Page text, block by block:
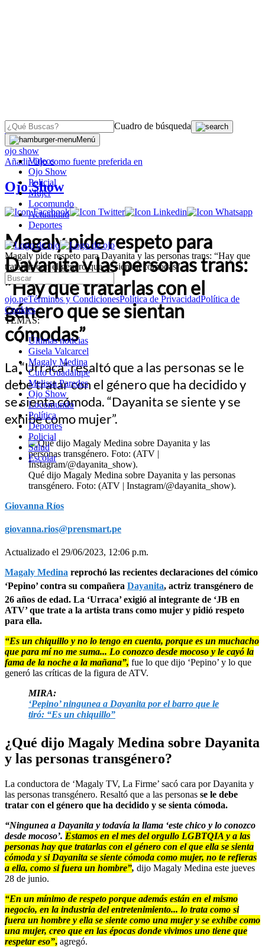
Cuadro de búsqueda
Menú
Videos
Ojo Show
Policial
Mujer
Locomundo
Actualidad
Deportes
Magaly pide respeto para Dayanita y las personas trans: “Hay que
tratarlas con el género que se sientan cómodas”
ojo.peTérminos y CondicionesPolítica de PrivacidadPolítica de
Cookies
TEMAS:
Últimas noticias
Gisela Valcarcel
Magaly Medina
Cuto Guadalupe
Melissa Paredes
Ojo Show
Locomundo
Política
Deportes
Policial
Salud
Escolar
OJO
ojo show
AñadirOjocomo fuente preferida en
Ojo Show
Magaly pide respeto para
Dayanita y las personas trans:
“Hay que tratarlas con el
género que se sientan
cómodas”
La “Urraca” resaltó que a las personas se le
debe tratar con el género que ha decidido y
se sienta cómoda. “Dayanita se siente y se
exhibe como mujer”.
Qué dijo Magaly Medina sobre Dayanita y las personas
transgénero. Foto: (ATV | Instagram/@dayanita_show).
Giovanna Ríos
giovanna.rios@prensmart.pe
Actualizado el 29/06/2023, 12:06 p.m.
Magaly Medina reprochó las recientes declaraciones del cómico
‘Pepino’ contra su compañera Dayanita, actriz transgénero de
26 años de edad. La ‘Urraca’ exigió al integrante de ‘JB en
ATV’ que trate a la artista trans como mujer y pidió respeto
para ella.
“Es un chiquillo y no lo tengo en cuenta, porque es un muchacho
que para mí no me suma... Lo conozco desde mocoso y le cayó la
fama de la noche a la mañana”, fue lo que dijo ‘Pepino’ y lo que
generó las críticas de la figura de ATV.
MIRA:
‘Pepino’ ningunea a Dayanita por el barro que le
tiró: “Es un chiquillo”
¿Qué dijo Magaly Medina sobre Dayanita
y las personas transgénero?
La conductora de ‘Magaly TV, La Firme’ sacó cara por Dayanita y
las personas transgénero. Resaltó que a las personas se le debe
tratar con el género que ha decidido y se sienta cómoda.
“Ningunea a Dayanita y todavía la llama ‘este chico y lo conozco
desde mocoso’. Estamos en el mes del orgullo LGBTQIA y a las
personas hay que tratarlas con el género con el que ella se sienta
cómoda y si Dayanita se siente cómoda como mujer, no te refieras
a ella, como si fuera un hombre”, dijo Magaly Medina este jueves
28 de junio.
“En un mínimo de respeto porque además están en el mismo
negocio, en la industria del entretenimiento... lo trata como si
fuera un hombre y ella se siente como una mujer y se exhibe como
una mujer, creo que en las épocas donde vivimos uno tiene que
respetar eso”, agregó.